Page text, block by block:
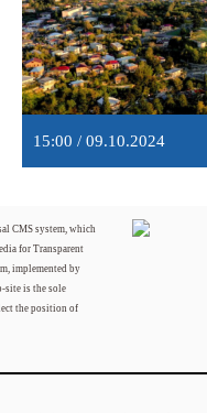
15:00 / 09.10.2024
CMS system, which
for Transparent
implemented by
site is the sole
the position of